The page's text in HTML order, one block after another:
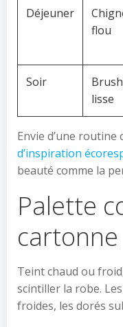
Déjeuner
flou
Soir
lisse
Envie d’une routine
d’inspiration
beauté comme la
Palette
cartonne
Teint chaud ou
scintiller la robe.
froides, les dorés